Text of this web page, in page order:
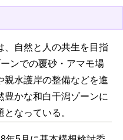
、自然と人の共生を目指
ンでの覆砂・アマモ場
親水護岸の整備などを進
豊かな和白干潟ゾーンに
なっている。